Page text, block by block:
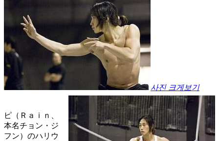
사진 크게보기
ピ（Ｒａｉｎ、
本名チョン・ジ
フン）のハリウ